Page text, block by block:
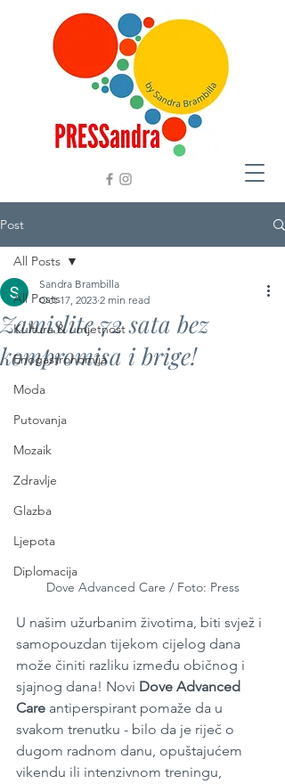
Post
All Posts
Kultura & umjetnost
Enogastronomija
Moda
Putovanja
Mozaik
Zdravlje
Glazba
Ljepota
Diplomacija
All Posts
Zamislite 72 sata bez
kompromisa i brige!
Sandra Brambilla
Oct 17, 2023 2 min read
Dove Advanced Care / Foto: Press
U našim užurbanim životima, biti svjež i
samopouzdan tijekom cijelog dana
može činiti razliku između običnog i
sjajnog dana! Novi Dove Advanced
Care antiperspirant pomaže da u
svakom trenutku - bilo da je riječ o
dugom radnom danu, opuštajućem
vikendu ili intenzivnom treningu,